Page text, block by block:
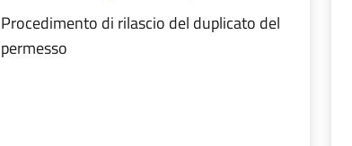
Procedimento di rilascio del duplicato del
permesso